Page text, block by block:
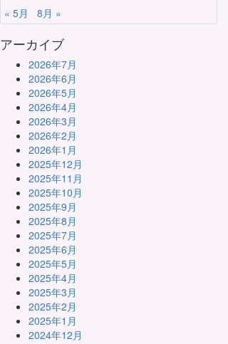
« 5月
8月 »
アーカイブ
2026年7月
2026年6月
2026年5月
2026年4月
2026年3月
2026年2月
2026年1月
2025年12月
2025年11月
2025年10月
2025年9月
2025年8月
2025年7月
2025年6月
2025年5月
2025年4月
2025年3月
2025年2月
2025年1月
2024年12月